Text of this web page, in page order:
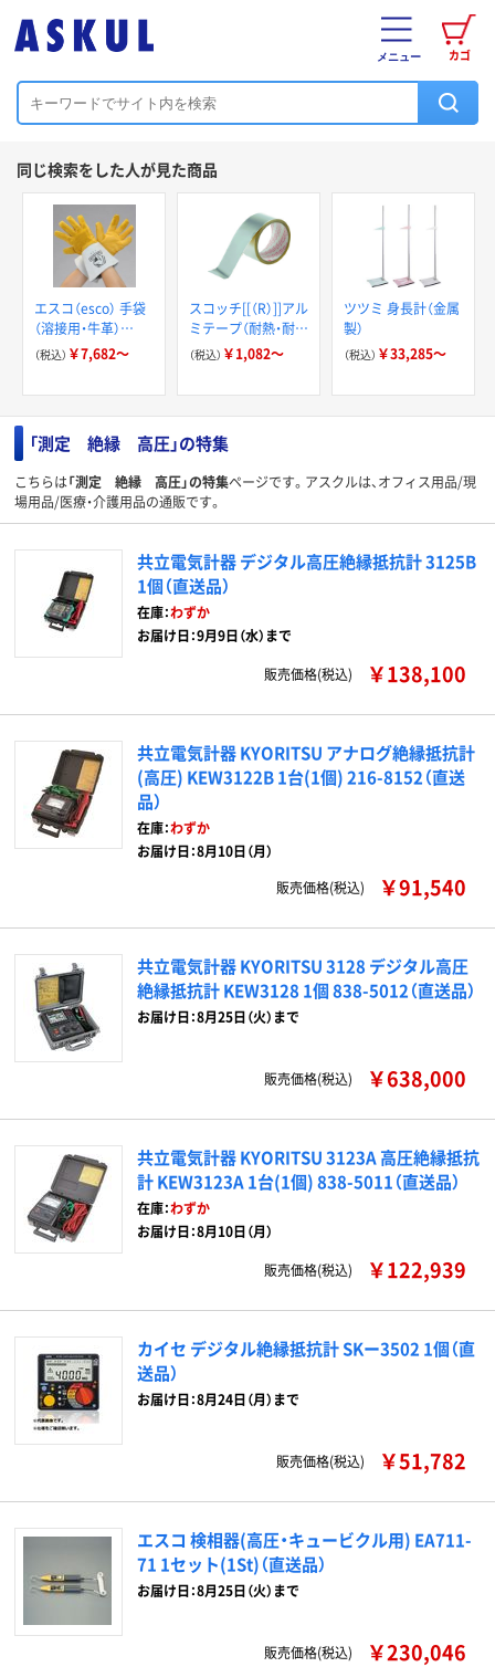
カゴ
メニュー
同じ検索をした人が見た商品
エスコ（esco） 手袋
（溶接用・牛革）
EA353AT-2
（税込） ￥7,682～
スコッチ[[（R）]]アル
ミテープ（耐熱・耐寒
用）
（税込） ￥1,082～
ツツミ 身長計（金属
製）
（税込） ￥33,285～
「測定 絶縁 高圧」の特集
こちらは「測定 絶縁 高圧」の特集ページです。アスクルは、オフィス用品/現
場用品/医療・介護用品の通販です。
共立電気計器 デジタル高圧絶縁抵抗計 3125B
1個（直送品）
在庫：わずか
お届け日：9月9日（水）まで
販売価格(税込) ￥138,100
共立電気計器 KYORITSU アナログ絶縁抵抗計
(高圧) KEW3122B 1台(1個) 216-8152（直送
品）
在庫：わずか
お届け日：8月10日（月）
販売価格(税込)
￥91,540
共立電気計器 KYORITSU 3128 デジタル高圧
絶縁抵抗計 KEW3128 1個 838-5012（直送品）
お届け日：8月25日（火）まで
販売価格(税込) ￥638,000
共立電気計器 KYORITSU 3123A 高圧絶縁抵抗
計 KEW3123A 1台(1個) 838-5011（直送品）
在庫：わずか
お届け日：8月10日（月）
販売価格(税込) ￥122,939
カイセ デジタル絶縁抵抗計 SKー3502 1個（直
送品）
お届け日：8月24日（月）まで
販売価格(税込) ￥51,782
エスコ 検相器(高圧・キュービクル用) EA711-
71 1セット(1St)（直送品）
お届け日：8月25日（火）まで
販売価格(税込) ￥230,046